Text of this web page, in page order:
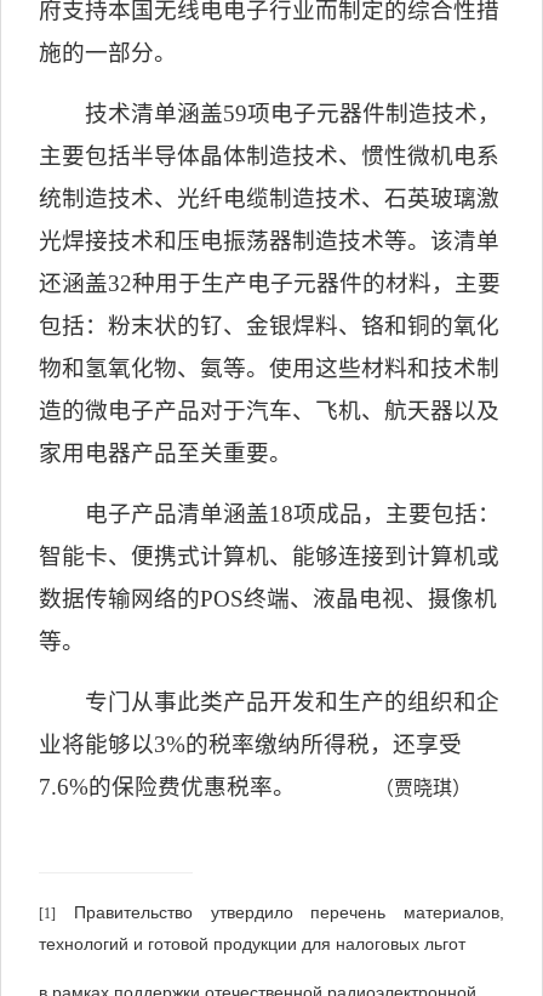
府支持本国无线电电子行业而制定的综合性措
施的一部分。
技术清单涵盖59项电子元器件制造技术，
主要包括半导体晶体制造技术、惯性微机电系
统制造技术、光纤电缆制造技术、石英玻璃激
光焊接技术和压电振荡器制造技术等。该清单
还涵盖32种用于生产电子元器件的材料，主要
包括：粉末状的钌、金银焊料、铬和铜的氧化
物和氢氧化物、氨等。使用这些材料和技术制
造的微电子产品对于汽车、飞机、航天器以及
家用电器产品至关重要。
电子产品清单涵盖18项成品，主要包括：
智能卡、便携式计算机、能够连接到计算机或
数据传输网络的POS终端、液晶电视、摄像机
等。
专门从事此类产品开发和生产的组织和企
业将能够以3%的税率缴纳所得税，还享受
7.6%的保险费优惠税率。 （贾晓琪）
[1]
Правительство утвердило перечень материалов,
технологий и готовой продукции для налоговых льгот